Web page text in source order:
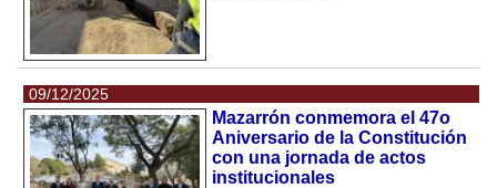
09/12/2025
Mazarrón conmemora el 47o
Aniversario de la Constitución
con una jornada de actos
institucionales